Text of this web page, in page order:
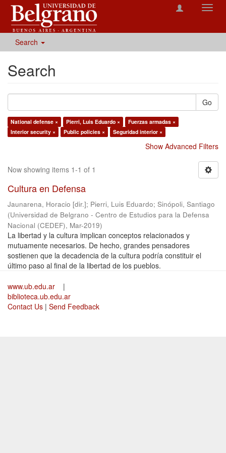
Search
Search
Go
National defense × Pierri, Luis Eduardo ×
Fuerzas armadas ×
Interior security ×
Public policies × Seguridad interior ×
Show Advanced Filters
Now showing items 1-1 of 1
Cultura en Defensa
Jaunarena, Horacio [dir.]; Pierri, Luis Eduardo; Sinópoli, Santiago
(Universidad de Belgrano - Centro de Estudios para la Defensa
Nacional (CEDEF), Mar-2019)
La libertad y la cultura implican conceptos relacionados y
mutuamente necesarios. De hecho, grandes pensadores
sostienen que la decadencia de la cultura podría constituir el
último paso al final de la libertad de los pueblos.
www.ub.edu.ar
|
biblioteca.ub.edu.ar
Contact Us | Send Feedback